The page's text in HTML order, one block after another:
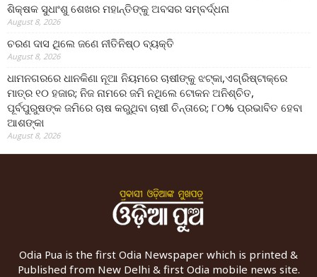
ଶିକ୍ଷକ ସୁଧାଂଶୁ ଶେଖର ମହାନ୍ତିଙ୍କୁ ଅବସର ସମ୍ବର୍ଦ୍ଧନା
August 8, 2026
ଚରଣ ଦାସ ଥିଲେ ଜଣେ ନୀତିନିଷ୍ଠ ବ୍ୟକ୍ତି
August 8, 2026
ଧାମନଗରରେ ଧାନକିଣା ନୂଆ ନିୟମରେ ଚାଷୀଙ୍କୁ ଝଟ୍‌କା,ଏଗ୍ରିଷ୍ଟାକ୍‌ରେ
ମାତ୍ର ୧୦ ହଜାର; ନିଜ ନାମରେ ଜମି ନଥିଲେ ଟୋକନ ଅନିଶ୍ଚିତ,
ପୂର୍ବପୁରୁଷଙ୍କ ଜମିରେ ଚାଷ କରୁଥିବା ଚାଷୀ ଚିନ୍ତାରେ; ୮୦% ପ୍ରଭାବିତ ହେବା
ଆଶଙ୍କା
August 8, 2026
Odia Pua is the first Odia Newspaper which is printed &
Published from New Delhi & first Odia mobile news site.